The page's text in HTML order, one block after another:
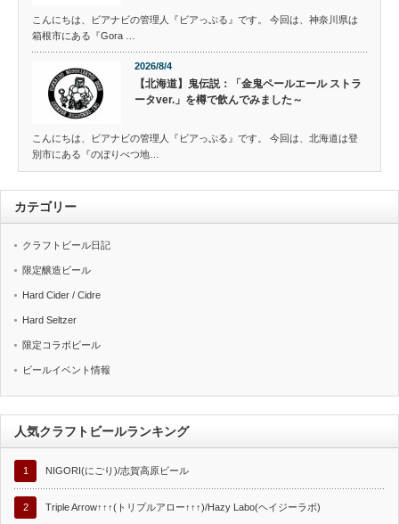
こんにちは、ビアナビの管理人『ビアっぷる』です。 今回は、神奈川県は
箱根市にある『Gora …
2026/8/4
【北海道】鬼伝説：「金鬼ペールエール ストラ
ータver.」を樽で飲んでみました～
こんにちは、ビアナビの管理人『ビアっぷる』です。 今回は、北海道は登
別市にある『のぼりべつ地…
カテゴリー
クラフトビール日記
限定醸造ビール
Hard Cider / Cidre
Hard Seltzer
限定コラボビール
ビールイベント情報
人気クラフトビールランキング
1 NIGORI(にごり)/志賀高原ビール
2 Triple Arrow↑↑↑(トリプルアロー↑↑↑)/Hazy Labo(ヘイジーラボ)